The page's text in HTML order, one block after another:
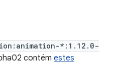
*:1.12.0-
contém estes